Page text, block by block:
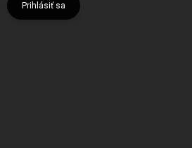
Prihlásiť sa